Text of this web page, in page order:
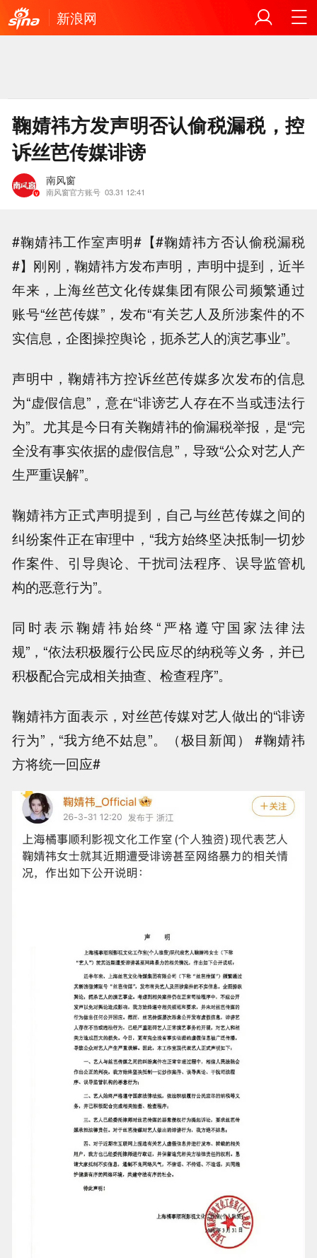
新浪网
鞠婧祎方发声明否认偷税漏税，控
诉丝芭传媒诽谤
南风窗
南风窗官方账号 03.31 12:41
#鞠婧祎工作室声明#【#鞠婧祎方否认偷税漏税
#】刚刚，鞠婧祎方发布声明，声明中提到，近半
年来，上海丝芭文化传媒集团有限公司频繁通过
账号“丝芭传媒”，发布“有关艺人及所涉案件的不
实信息，企图操控舆论，扼杀艺人的演艺事业”。
声明中，鞠婧祎方控诉丝芭传媒多次发布的信息
为“虚假信息”，意在“诽谤艺人存在不当或违法行
为”。尤其是今日有关鞠婧祎的偷漏税举报，是“完
全没有事实依据的虚假信息”，导致“公众对艺人产
生严重误解”。
鞠婧祎方正式声明提到，自己与丝芭传媒之间的
纠纷案件正在审理中，“我方始终坚决抵制一切炒
作案件、引导舆论、干扰司法程序、误导监管机
构的恶意行为”。
同时表示鞠婧祎始终“严格遵守国家法律法
规”，“依法积极履行公民应尽的纳税等义务，并已
积极配合完成相关抽查、检查程序”。
鞠婧祎方面表示，对丝芭传媒对艺人做出的“诽谤
行为”，“我方绝不姑息”。（极目新闻） #鞠婧祎
方将统一回应#